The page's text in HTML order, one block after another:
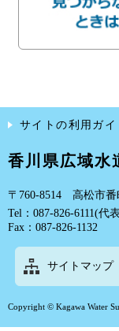
サイトの利用ガイ
香川県広域水
〒760-8514 高松市番
Tel：087-826-6111(代表
Fax：087-826-1132
サイトマップ
Copyright © Kagawa Water